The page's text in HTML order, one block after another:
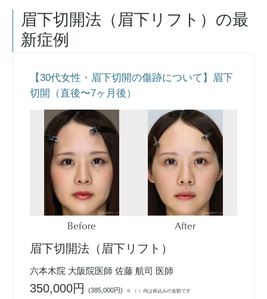
眉下切開法（眉下リフト） の最
新症例
【30代女性・眉下切開の傷跡について】眉下
切開（直後〜7ヶ月後）
Before After
眉下切開法（眉下リフト）
六本木院 大阪院医師 佐藤 航司 医師
350,000円(385,000円) ※ （ ）内は税込みの金額です